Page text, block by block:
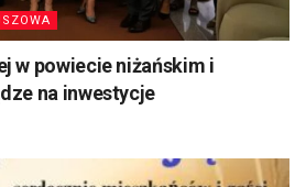
w powiecie niżańskim i
na inwestycje